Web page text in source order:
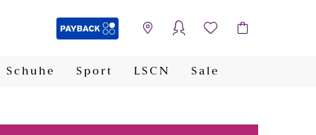
Schuhe Sport LSCN Sale